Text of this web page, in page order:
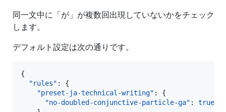
同一文中に「が」が複数回出現していないかをチェック
します。
デフォルト設定は次の通りです。
{
"rules" : {
"preset-ja-technical-writing" : {
"no-doubled-conjunctive-particle-ga" : true